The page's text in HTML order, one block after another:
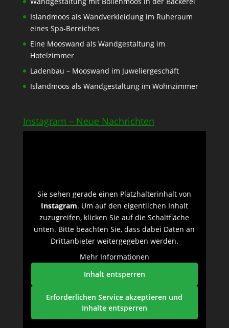
Islandmoos als Wandverkleidung im Ruheraum
eines Spa-Bereiches
Eine Mooswand als Wandgestaltung im
Hotelzimmer
Ladenbau – Mooswand im Juweliergeschäft
Islandmoos als Wandgestaltung im Wohnzimmer
Instagram – Neue Nachrichten
Sie sehen gerade einen Platzhalterinhalt von
Instagram. Um auf den eigentlichen Inhalt
zuzugreifen, klicken Sie auf die Schaltfläche
unten. Bitte beachten Sie, dass dabei Daten an
Drittanbieter weitergegeben werden.
Mehr Informationen
Inhalt entsperren
Erforderlichen Service akzeptieren und
Inhalte entsperren